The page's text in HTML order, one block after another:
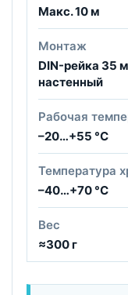
Макс. 10 м
Монтаж
DIN-рейка 35
настенный
Рабочая
–20…+55 °C
Температура
–40…+70 °C
Вес
≈300 г